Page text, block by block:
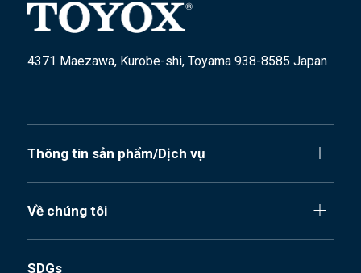
4371 Maezawa, Kurobe-shi, Toyama 938-8585 Japan
Thông tin sản phẩm/Dịch vụ
Về chúng tôi
SDGs